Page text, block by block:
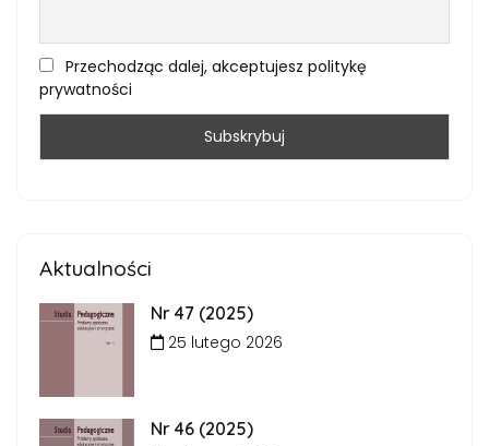
Przechodząc dalej, akceptujesz politykę
prywatności
Aktualności
Nr 47 (2025)
25 lutego 2026
Nr 46 (2025)